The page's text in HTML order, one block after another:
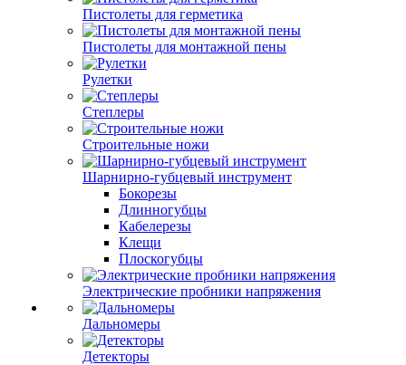
Пистолеты для герметика
Пистолеты для монтажной пены
Рулетки
Степлеры
Строительные ножи
Шарнирно-губцевый инструмент
Бокорезы
Длинногубцы
Кабелерезы
Клещи
Плоскогубцы
Электрические пробники напряжения
Дальномеры
Детекторы